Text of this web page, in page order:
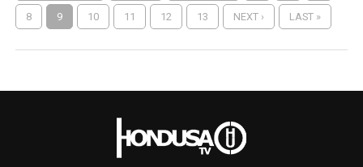
8 9 10 11 12 13 NEXT › LAST »